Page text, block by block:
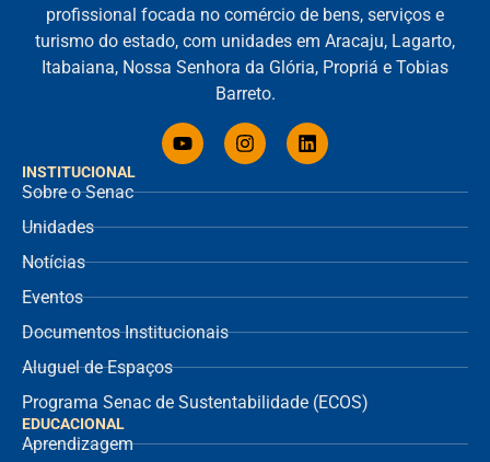
INSTITUCIONAL
Sobre o Senac
Unidades
Notícias
Eventos
Documentos Institucionais
Aluguel de Espaços
Programa Senac de Sustentabilidade (ECOS)
EDUCACIONAL
Aprendizagem
profissional focada no comércio de bens, serviços e
turismo do estado, com unidades em Aracaju, Lagarto,
Itabaiana, Nossa Senhora da Glória, Propriá e Tobias
Barreto.